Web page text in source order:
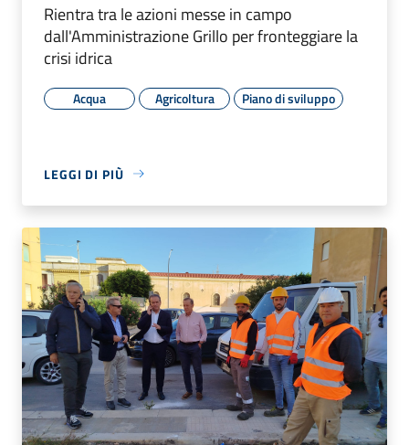
Rientra tra le azioni messe in campo
dall'Amministrazione Grillo per fronteggiare la
crisi idrica
Acqua Agricoltura Piano di sviluppo
LEGGI DI PIÙ